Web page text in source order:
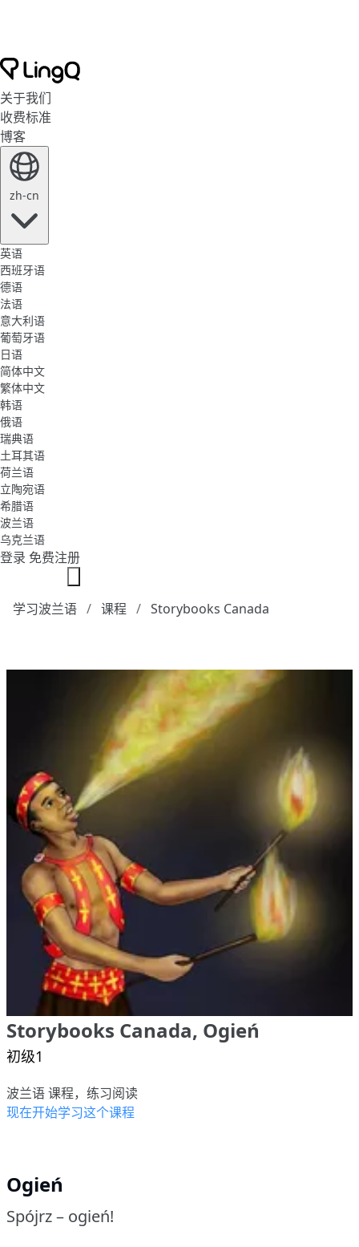
关于我们
收费标准
博客
zh-cn
英语
西班牙语
德语
法语
意大利语
葡萄牙语
日语
简体中文
繁体中文
韩语
俄语
瑞典语
土耳其语
荷兰语
立陶宛语
希腊语
波兰语
乌克兰语
登录 免费注册
学习波兰语 课程 Storybooks Canada
Storybooks Canada, Ogień
初级1
波兰语 课程，练习阅读
现在开始学习这个课程
Ogień
Spójrz – ogień!